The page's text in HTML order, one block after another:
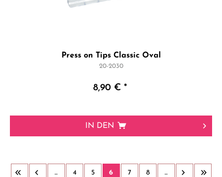
Press on Tips Classic Oval
20-2030
8,90 € *
IN DEN
... 4 5 6 7 8 ...